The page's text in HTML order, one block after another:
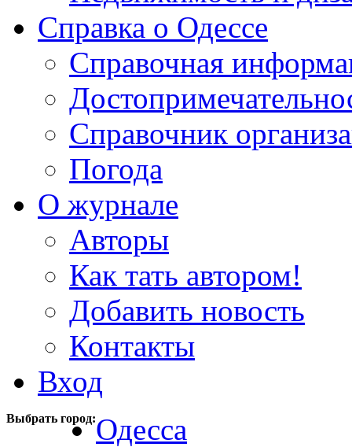
Справка о Одессе
Справочная
Справочник
Погода
О журнале
Авторы
Как тать автором!
Добавить новость
Контакты
Вход
Выбрать город:Одесса